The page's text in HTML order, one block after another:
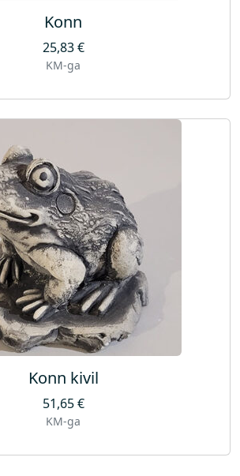
Konn
25,83€
KM-ga
Konn kivil
51,65€
KM-ga